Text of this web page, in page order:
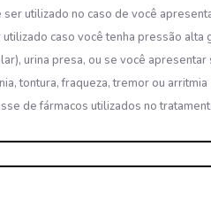
ser utilizado no caso de você
caso você tenha pressão
urina presa, ou se você
tontura, fraqueza, tremor ou
de fármacos utilizados no